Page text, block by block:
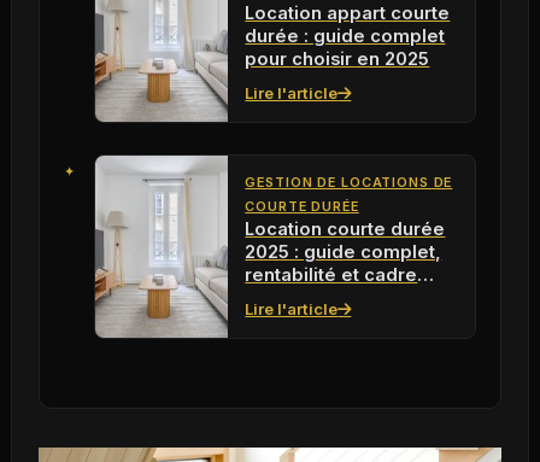
Location appart courte
durée : guide complet
pour choisir en 2025
Lire l'article
GESTION DE LOCATIONS DE
COURTE DURÉE
Location courte durée
2025 : guide complet,
rentabilité et cadre
Lire l'article